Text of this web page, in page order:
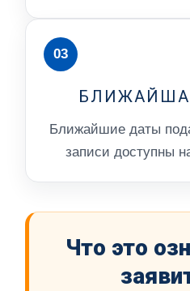
03
Ближайшие даты
записи доступны
Что это